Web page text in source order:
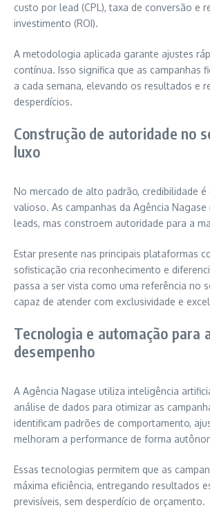
custo por lead (CPL), taxa de conversão e
investimento (ROI).
A metodologia aplicada garante ajustes
contínua. Isso significa que as campanhas
a cada semana, elevando os resultados e
desperdícios.
Construção de autoridade no
luxo
No mercado de alto padrão, credibilidade é
valioso. As campanhas da Agência
leads, mas constroem autoridade para a
Estar presente nas principais plataformas
sofisticação cria reconhecimento e
passa a ser vista como uma referência no
capaz de atender com exclusividade e
Tecnologia e automação para
desempenho
A Agência Nagase utiliza inteligência
análise de dados para otimizar as
identificam padrões de comportamento,
melhoram a performance de forma
Essas tecnologias permitem que as
máxima eficiência, entregando resultados
previsíveis, sem desperdício de orçamento.